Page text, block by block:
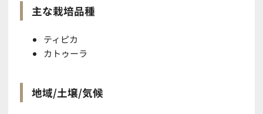
主な栽培品種
ティピカ
カトゥーラ
地域/土壌/気候